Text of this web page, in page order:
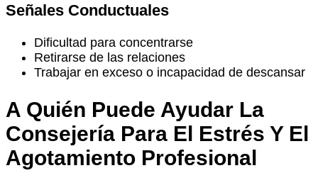
Señales Conductuales
Dificultad para concentrarse
Retirarse de las relaciones
Trabajar en exceso o incapacidad de descansar
A Quién Puede Ayudar La
Consejería Para El Estrés Y El
Agotamiento Profesional